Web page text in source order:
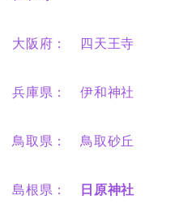
大阪府： 四天王寺
兵庫県： 伊和神社
鳥取県： 鳥取砂丘
島根県： 日原神社